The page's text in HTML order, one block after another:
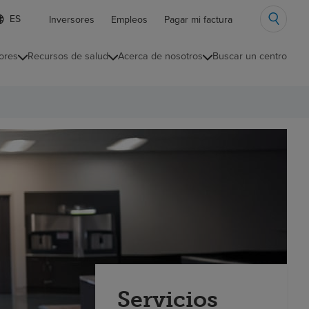
Inversores Empleos Pagar mi factura
Recursos de salud Acerca de nosotros Buscar un centro
Servicios